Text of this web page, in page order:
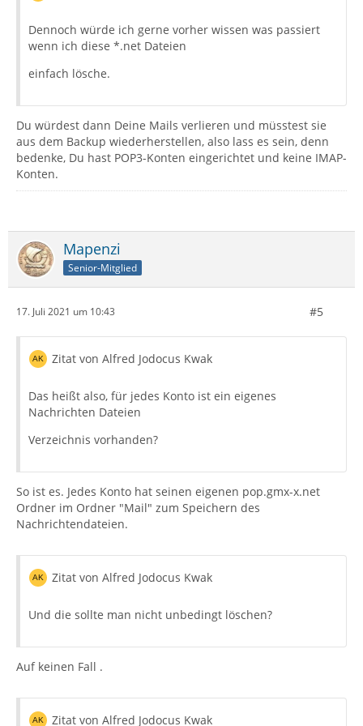
Dennoch würde ich gerne vorher wissen was passiert
wenn ich diese *.net Dateien
einfach lösche.
Du würdest dann Deine Mails verlieren und müsstest sie
aus dem Backup wiederherstellen, also lass es sein, denn
bedenke, Du hast POP3-Konten eingerichtet und keine IMAP-
Konten.
Mapenzi
Senior-Mitglied
17. Juli 2021 um 10:43 #5
Zitat von Alfred Jodocus Kwak
Das heißt also, für jedes Konto ist ein eigenes
Nachrichten Dateien
Verzeichnis vorhanden?
So ist es. Jedes Konto hat seinen eigenen pop.gmx-x.net
Ordner im Ordner "Mail" zum Speichern des
Nachrichtendateien.
Zitat von Alfred Jodocus Kwak
Und die sollte man nicht unbedingt löschen?
Auf keinen Fall .
Zitat von Alfred Jodocus Kwak